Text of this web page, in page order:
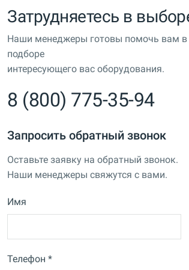
Затрудняетесь в
Наши менеджеры готовы помочь вам в
подборе
интересующего вас оборудования.
8 (800) 775-35-94
Запросить обратный звонок
Оставьте заявку на обратный звонок.
Наши менеджеры свяжутся с вами.
Имя
Телефон *